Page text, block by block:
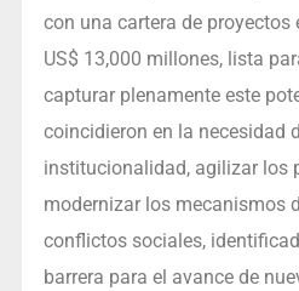
con una cartera de proyectos
US$ 13,000 millones, lista
capturar plenamente este
coincidieron en la necesidad
institucionalidad, agilizar los
modernizar los mecanismos
conflictos sociales,
barrera para el avance de